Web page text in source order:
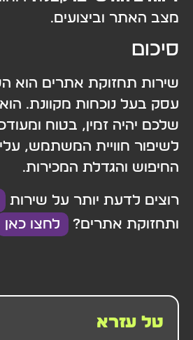
מצב האתר וביצועים.
סיכום
שירות תחזוקת אתרים הוא
עסק בעל נוכחות מקוונת.
שלכם יהיה זמין, בטוח
לשיפור חוויית המשתמש,
החיפוש והגדלת המכירות.
רוצים לדעת יותר על שירות
ותחזוקת אתרים?
לחצו כאן
טל עזרא